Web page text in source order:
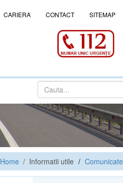
CARIERA CONTACT SITEMAP
Home / Informatii utile Comunicate